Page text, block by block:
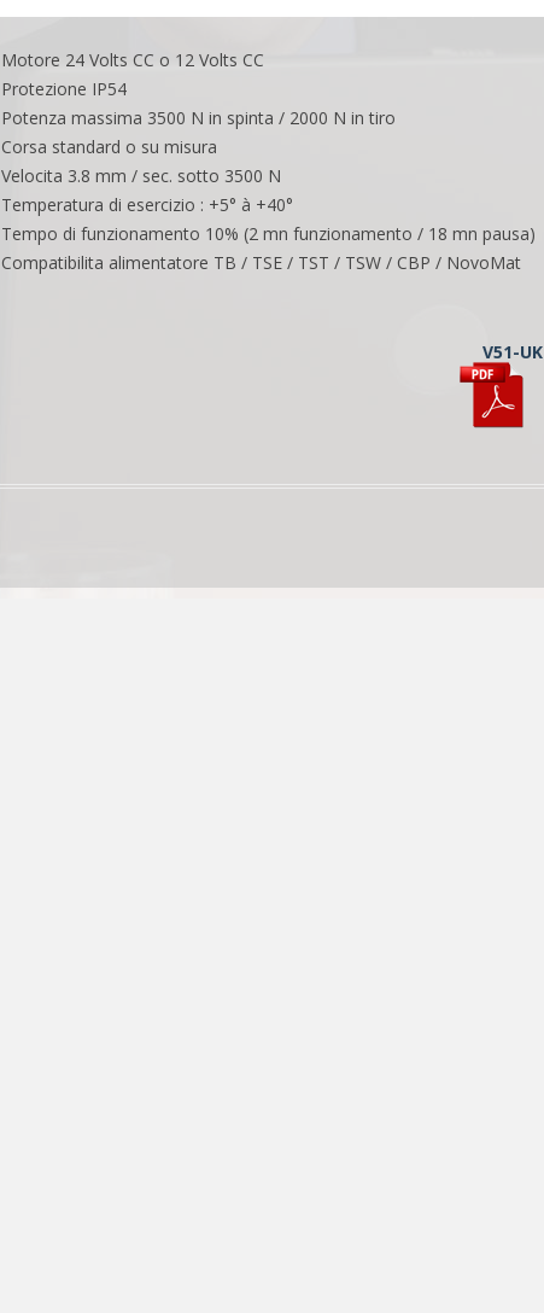
Motore 24 Volts CC o 12 Volts CC
Protezione IP54
Potenza massima 3500 N in spinta / 2000 N in tiro
Corsa standard o su misura
Velocita 3.8 mm / sec. sotto 3500 N
Temperatura di esercizio : +5° à +40°
Tempo di funzionamento 10% (2 mn funzionamento / 18 mn pausa)
Compatibilita alimentatore TB / TSE / TST / TSW / CBP / NovoMat
V51-UK